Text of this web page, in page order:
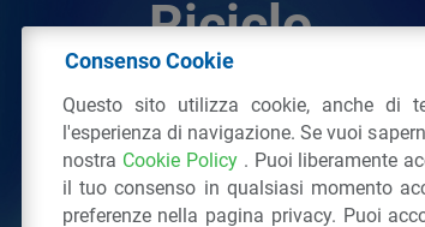
Riciclo
© 2026 - IPPR Istituto per la
da Riciclo
C.F. 97381090154
Via San Vittore 3620123
Consenso Cookie
Questo sito utilizza cookie, anche di
l'esperienza di navigazione. Se vuoi
nostra Cookie Policy . Puoi liberamente
il tuo consenso in qualsiasi momento
preferenze nella pagina privacy. Puoi